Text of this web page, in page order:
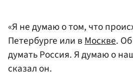
«Я не думаю о том, что
Петербурге или в Москве.
думать Россия. Я думаю о
сказал он.